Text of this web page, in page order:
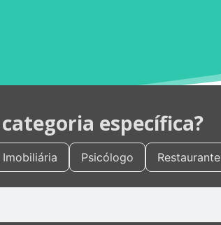
específica?
Imobiliária Psicólogo Restaurante